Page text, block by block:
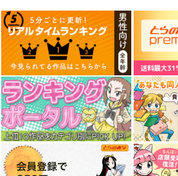
Fresh＆Smooth
ロイヤルマウンテン
770 （税込）
オリジナル
青山 澄香
白峰 莉花
メレ・レタナグア
サンプル
カート
FETISH ACADEMY
ロイヤルマウンテン
770 （税込）
オリジナル
青山 澄香
白峰 莉花
メレ・レタナグア
サンプル
カート
もっとみてみてチェッ
ク
5年目の放課後
899円（税込）
くるみ
サンプル
シズク・コンプレック
ス
5年目の放課後
891円（税込）
しずく
サンプル